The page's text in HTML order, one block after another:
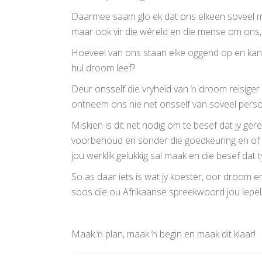
Daarmee saam glo ek dat ons elkeen soveel
maar ook vir die wêreld en die mense om
Hoeveel van ons staan elke oggend op en
hul droom leef?
Deur onsself die vryheid van ŉ droom
ontneem ons nie net onsself van soveel
Miskien is dit net nodig om te besef dat jy
voorbehoud en sonder die goedkeuring en
jou werklik gelukkig sal maak en die besef
So as daar iets is wat jy koester, oor droom
soos die ou Afrikaanse spreekwoord jou
Maak ŉ plan, maak ŉ begin en maak dit klaar!